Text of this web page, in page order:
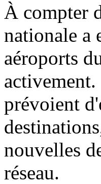
À compter
nationale a
aéroports
prévoient
nouvelles
réseau.